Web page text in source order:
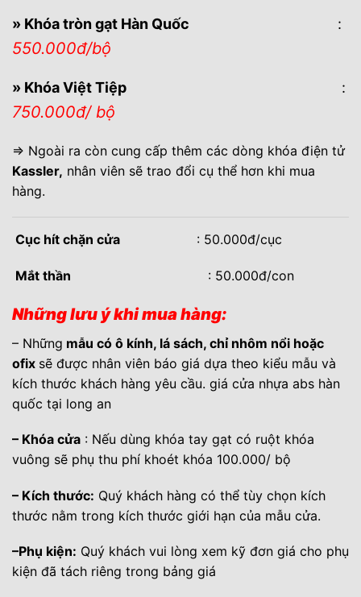
» Khóa tròn gạt Hàn Quốc :
550.000đ/bộ
» Khóa Việt Tiệp :
750.000đ/ bộ
⇒ Ngoài ra còn cung cấp thêm các dòng khóa điện tử
Kassler, nhân viên sẽ trao đổi cụ thể hơn khi mua
hàng.
Cục hít chặn cửa : 50.000đ/cục
Mắt thần : 50.000đ/con
Những lưu ý khi mua hàng:
– Những mẫu có ô kính, lá sách, chỉ nhôm nổi hoặc
ofix sẽ được nhân viên báo giá dựa theo kiểu mẫu và
kích thước khách hàng yêu cầu. giá cửa nhựa abs hàn
quốc tại long an
– Khóa cửa : Nếu dùng khóa tay gạt có ruột khóa
vuông sẽ phụ thu phí khoét khóa 100.000/ bộ
– Kích thước: Quý khách hàng có thể tùy chọn kích
thước nằm trong kích thước giới hạn của mẫu cửa.
–Phụ kiện: Quý khách vui lòng xem kỹ đơn giá cho phụ
kiện đã tách riêng trong bảng giá